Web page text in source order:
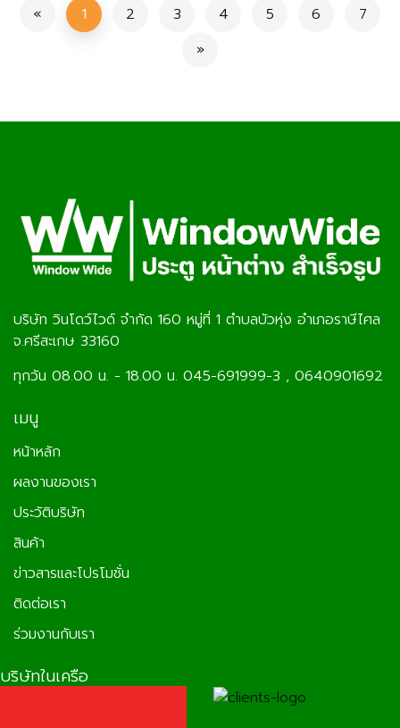
« 1 2 3 4 5 6
7
»
บริษัท วินโดว์ไวด์ จำกัด 160 หมู่ที่ 1 ตำบลบัวหุ่ง อำเภอราษีไศล
จ.ศรีสะเกษ 33160
ทุกวัน 08.00 น. - 18.00 น. 045-691999-3 , 0640901692
เมนู
หน้าหลัก
ผลงานของเรา
ประวัติบริษัท
สินค้า
ข่าวสารและโปรโมชั่น
ติดต่อเรา
ร่วมงานกับเรา
บริษัทในเครือ